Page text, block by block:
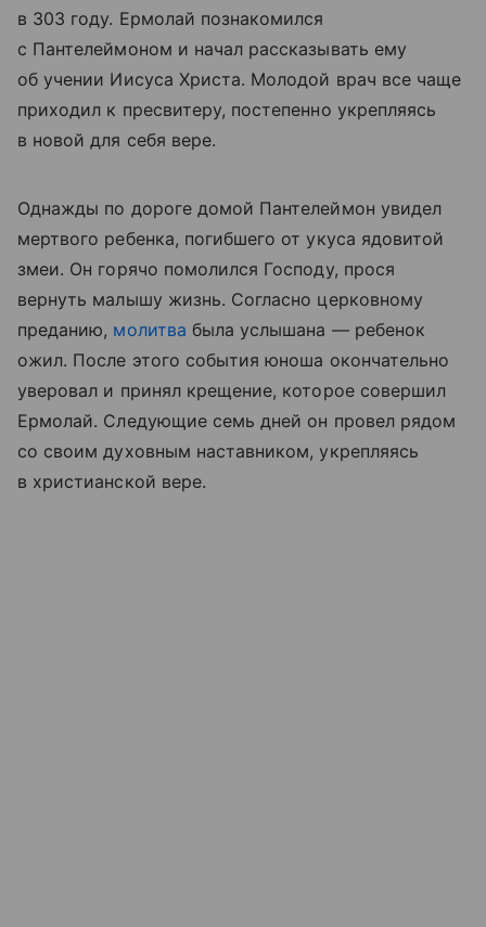
в 303 году. Ермолай познакомился
с Пантелеймоном и начал рассказывать ему
об учении Иисуса Христа. Молодой врач все чаще
приходил к пресвитеру, постепенно укрепляясь
в новой для себя вере.
Однажды по дороге домой Пантелеймон увидел
мертвого ребенка, погибшего от укуса ядовитой
змеи. Он горячо помолился Господу, прося
вернуть малышу жизнь. Согласно церковному
преданию, молитва была услышана — ребенок
ожил. После этого события юноша окончательно
уверовал и принял крещение, которое совершил
Ермолай. Следующие семь дней он провел рядом
со своим духовным наставником, укрепляясь
в христианской вере.